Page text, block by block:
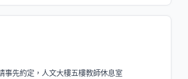
事先約定，人文大樓五樓教師休息室